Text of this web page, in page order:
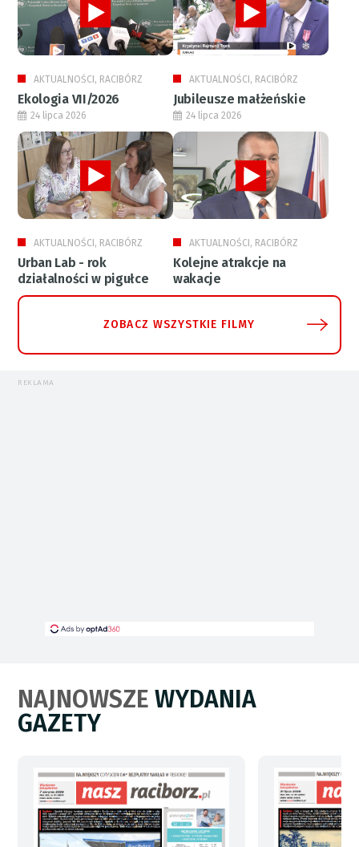
AKTUALNOŚCI, RACIBÓRZ
Ekologia VII/2026
AKTUALNOŚCI, RACIBÓRZ
Jubileusze małżeńskie
24 lipca 2026
AKTUALNOŚCI, RACIBÓRZ
Urban Lab - rok
działalności w pigułce
24 lipca 2026
AKTUALNOŚCI, RACIBÓRZ
Kolejne atrakcje na
wakacje
ZOBACZ WSZYSTKIE FILMY
REKLAMA
NAJNOWSZEWYDANIA
GAZETY